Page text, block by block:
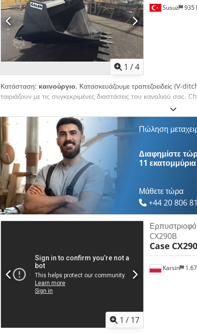
1 /4
Susuz 935
Κατάσταση: καινούργιο, Κατασκευάζουμε τραπεζοειδείς (V-
ταιριάζουν με τις συγκεκριμένες διαστάσεις του καναλιού
Πώληση
Διαφημίστε
11
Μάθετε τώρα
+44 20 806
1 / 17
Karsin
CX290B
Case